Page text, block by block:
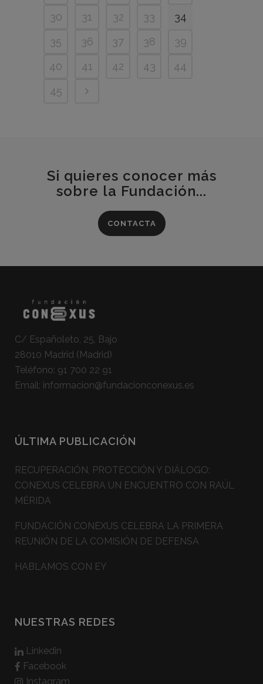
30
31 32 33
34
35
36 37 38
39
40
41 42 43
44
45
Si quieres conocer más
sobre la Fundación...
CONTACTA
C/ Españoleto, 25, Bajo
28010 Madrid (Madrid)
Teléfono: 91 700 22 91
Email: informacion@fundacionconexus.es
ÚLTIMA PUBLICACIÓN
RECUPERACIÓN, PROTECCIÓN Y DIÁLOGO:
CONEXUS CELEBRA UN ENCUENTRO CON RAÚL
MÉRIDA
FUNDACIÓN CONEXUS CELEBRA LA PRIMERA
REUNIÓN DE LA COMISIÓN DE DEFENSA
HABLAMOS CON EY
NUESTRAS REDES
Linkedin
Facebook
Instagram